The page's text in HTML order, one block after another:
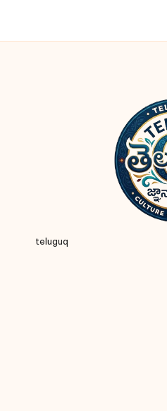
teluguq